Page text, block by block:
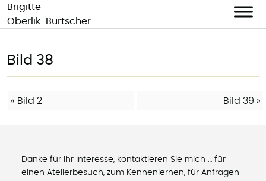
Skip
content
Brigitte
Oberlik-Burtscher
Bild 38
BEITRAGS-
« Bild 2 Bild 39 »
Danke für Ihr Interesse, kontaktieren Sie mich … für
einen Atelierbesuch, zum Kennenlernen, für Anfragen